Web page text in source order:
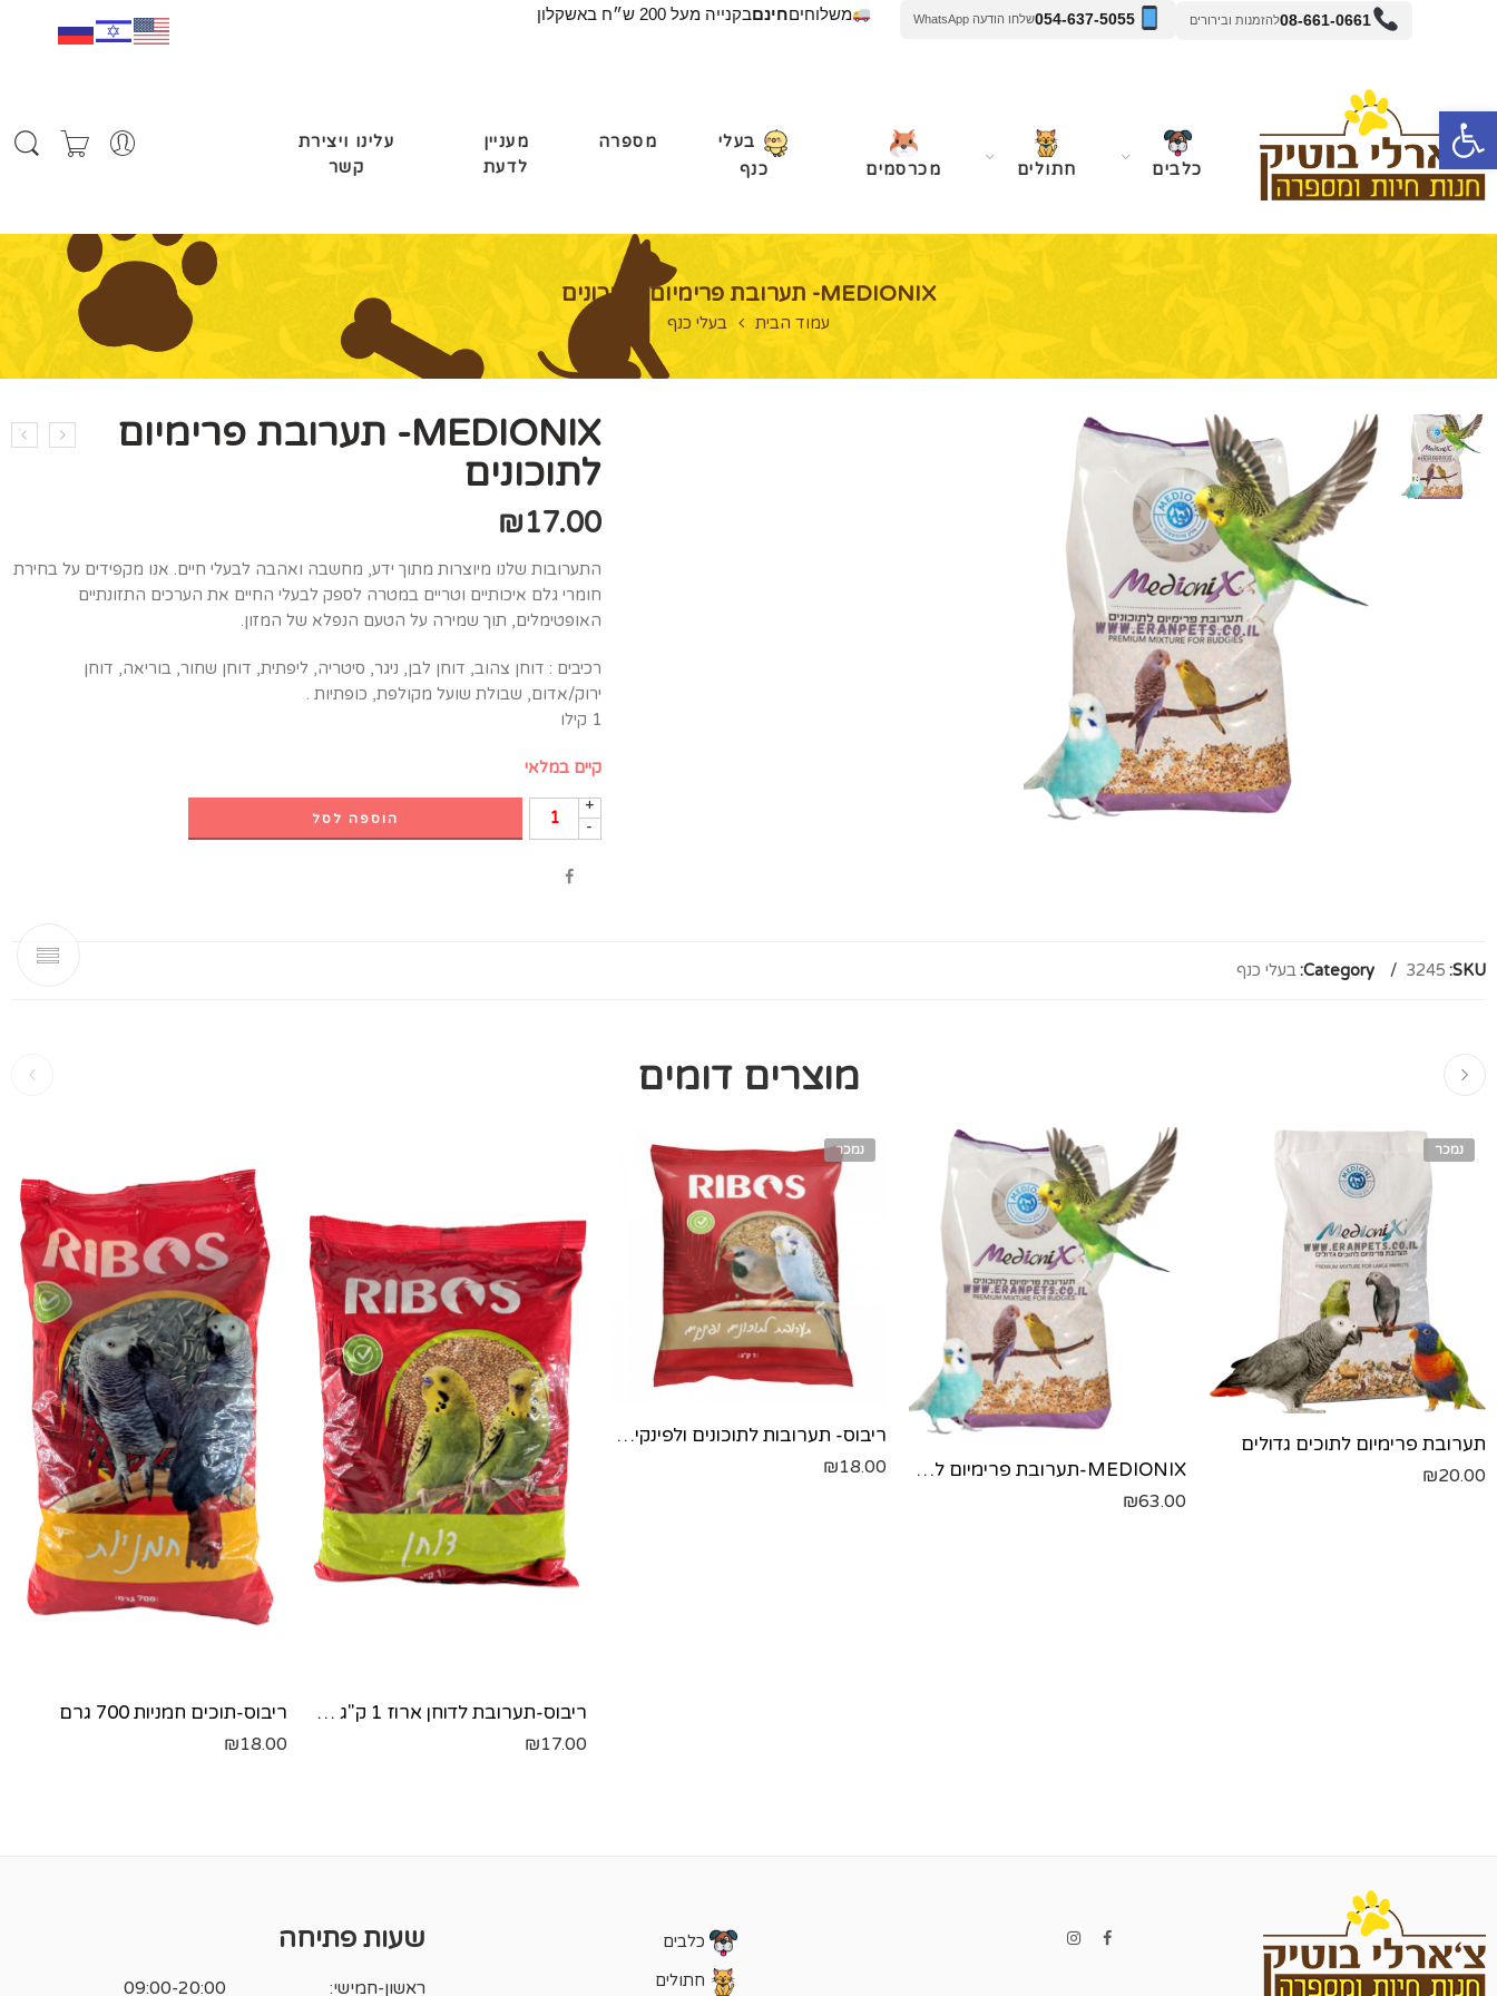
פתח סרגל נגישות
054-637-5055שלחו הודעה WhatsApp 08-661-0661להזמנות ובירורים משלוחיםחינםבקנייה מעל 200 ש״ח באשקלון
כלבים חתולים מכרסמים
בעלי
כנף
מספרה
מעניין
לדעת
עלינו ויצירת
קשר
MEDIONIX- תערובת פרימיום לתוכונים
עמוד הבית בעלי כנף
MEDIONIX- תערובת פרימיום
לתוכונים
₪17.00
התערובות שלנו מיוצרות מתוך ידע, מחשבה ואהבה לבעלי חיים. אנו מקפידים על בחירת
חומרי גלם איכותיים וטריים במטרה לספק לבעלי החיים את הערכים התזונתיים
האופטימלים, תוך שמירה על הטעם הנפלא של המזון.
רכיבים : דוחן צהוב, דוחן לבן, ניגר, סיטריה, ליפתית, דוחן שחור, בוריאה, דוחן
ירוק/אדום, שבולת שועל מקולפת, כופתיות .
1 קילו
קיים במלאי
+
-
הוספה לסל
SKU:
3245
Category: בעלי כנף
מוצרים דומים
נמכר
תערובת פרימיום לתוכים גדולים
₪20.00
MEDIONIX-תערובת פרימיום לתוכונים
₪63.00
נמכר
ריבוס- תערובות לתוכונים ולפינקים - 1 קילו
₪18.00
ריבוס-תערובת לדוחן ארוז 1 ק"ג RIBOS
₪17.00
ריבוס-תוכים חמניות 700 גרם
₪18.00
כלבים
חתולים
שעות פתיחה
ראשון-חמישי: 09:00-20:00